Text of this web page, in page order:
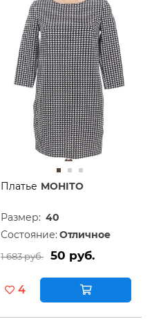
Платье MOHITO
Размер: 40
Состояние: Отличное
1 683 руб. 50 руб.
4